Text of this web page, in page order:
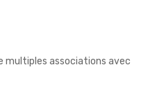
multiples associations avec